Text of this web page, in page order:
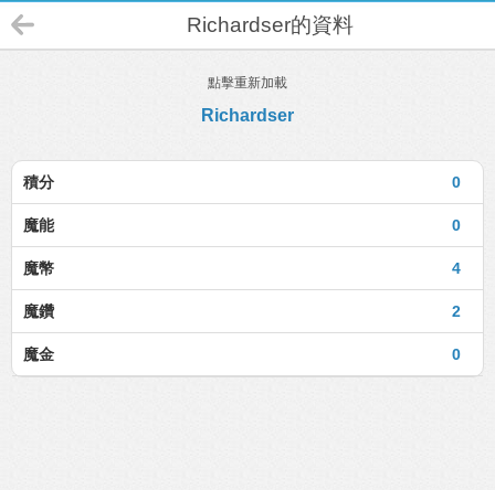
Richardser的資料
點擊重新加載
Richardser
0
積分
0
魔能
4
魔幣
2
魔鑽
0
魔金